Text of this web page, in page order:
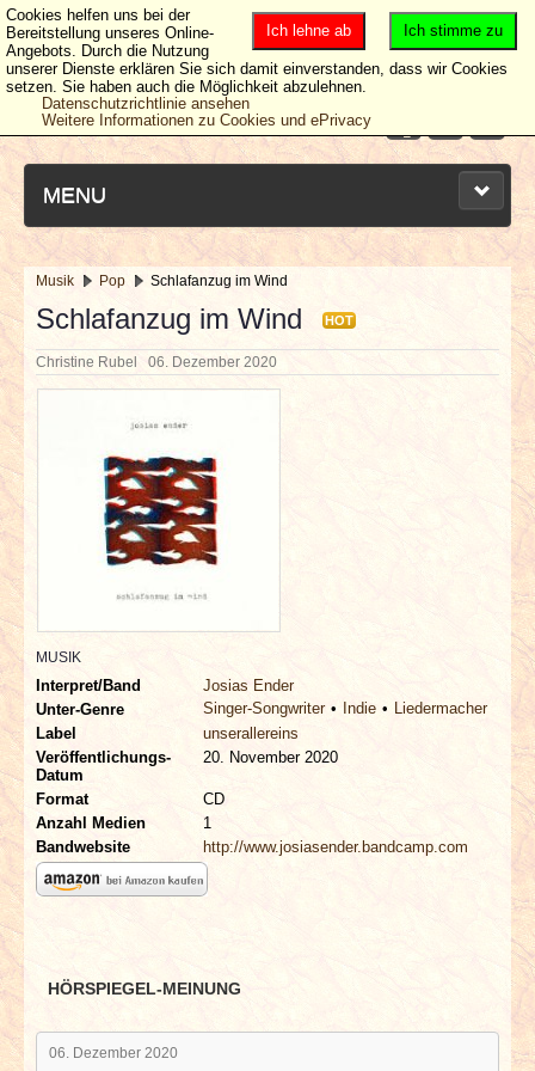
MENU
NEUESTE ARTIKEL
NEWS & DATES
BERICHTE
VERLOSUNGEN
INTERVIEWS
REDAKTION
LINKS
ARCHIV
Musik Pop Schlafanzug im Wind
Schlafanzug im Wind HOT
Christine Rubel 06. Dezember 2020
MUSIK
Interpret/Band
Josias Ender
Unter-Genre
Singer-Songwriter Indie
Liedermacher
Label
unserallereins
Veröffentlichungs-
Datum
20. November 2020
Format
CD
Anzahl Medien
1
Bandwebsite
http://www.josiasender.bandcamp.com
HÖRSPIEGEL-MEINUNG
06. Dezember 2020
Ich stimme zu
Ich lehne ab
Cookies helfen uns bei der
Bereitstellung unseres Online-
Angebots. Durch die Nutzung
unserer Dienste erklären Sie sich damit einverstanden, dass wir Cookies
setzen. Sie haben auch die Möglichkeit abzulehnen.
Datenschutzrichtlinie ansehen
Weitere Informationen zu Cookies und ePrivacy